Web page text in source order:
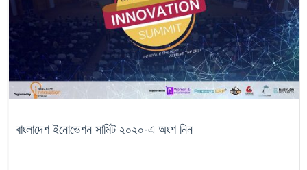
বাংলাদেশ ইনোভেশন সামিট ২০২০-এ অংশ নিন